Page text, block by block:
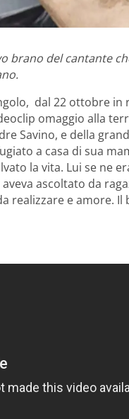
brano del cantante
dal 22 ottobre in
omaggio alla
Savino, e della
a casa di sua
la vita. Lui se ne
ascoltato da
realizzare e amore.